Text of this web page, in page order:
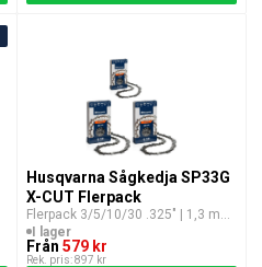
Husqvarna Sågkedja SP33G
X-CUT Flerpack
Flerpack 3/5/10/30 .325″ | 1,3 mm
| 56/64 DL
I lager
Från 579 kr
Rek. pris: 897 kr